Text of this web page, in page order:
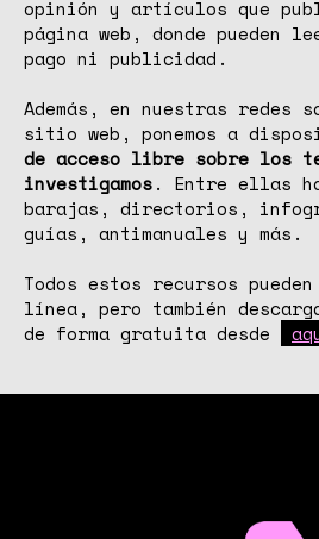
opinión y artículos que
página web, donde pueden
pago ni publicidad.
Además, en nuestras redes
sitio web, ponemos a
de acceso libre sobre los
investigamos. Entre ellas
barajas, directorios,
guías, antimanuales y más.
Todos estos recursos
línea, pero también
de forma gratuita desde